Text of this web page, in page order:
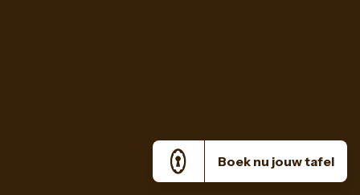
Boek nu jouw tafel